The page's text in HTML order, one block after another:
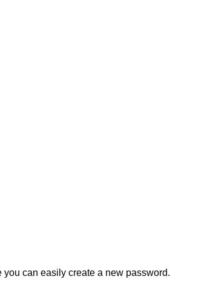
can easily create a new password.